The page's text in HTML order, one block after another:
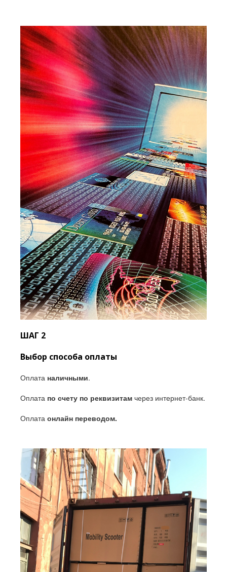
ШАГ 2
Выбор cпособа оплаты
Оплата наличными.
Оплата по счету по реквизитам через интернет-банк.
Оплата онлайн переводом.